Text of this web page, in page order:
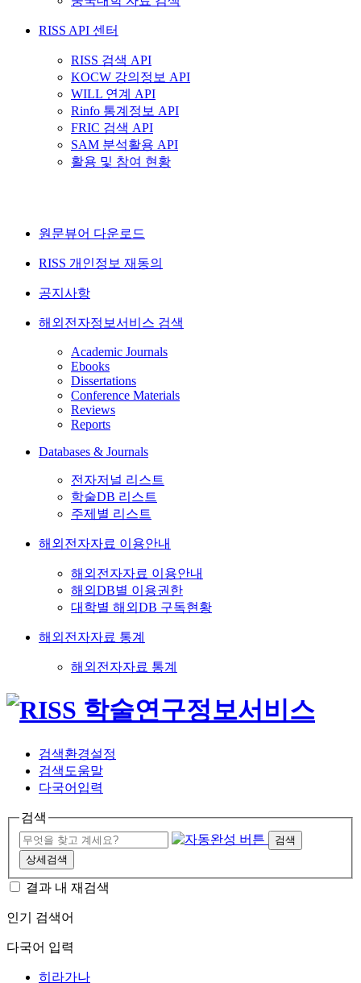
RISS API 센터
RISS 검색 API
KOCW 강의정보 API
WILL 연계 API
Rinfo 통계정보 API
FRIC 검색 API
SAM 분석활용 API
활용 및 참여 현황
원문뷰어 다운로드
RISS 개인정보 재동의
공지사항
해외전자정보서비스 검색
Academic Journals
Ebooks
Dissertations
Conference Materials
Reviews
Reports
Databases & Journals
전자저널 리스트
학술DB 리스트
주제별 리스트
해외전자자료 이용안내
해외전자자료 이용안내
해외DB별 이용권한
대학별 해외DB 구독현황
해외전자자료 통계
해외전자자료 통계
검색환경설정
검색도움말
다국어입력
검색
검색
상세검색
결과 내 재검색
인기 검색어
다국어 입력
히라가나